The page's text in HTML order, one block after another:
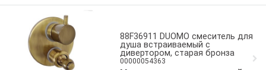
88F36911 DUOMO смеситель для
душа встраиваемый с
дивертором, старая бронза
00000054363